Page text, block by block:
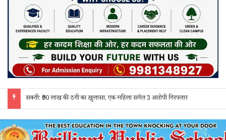
सक्ती: ₹90 लाख की ठगी का खुलासा, एक महिला समेत 3 आरोपी गिरफ्तार